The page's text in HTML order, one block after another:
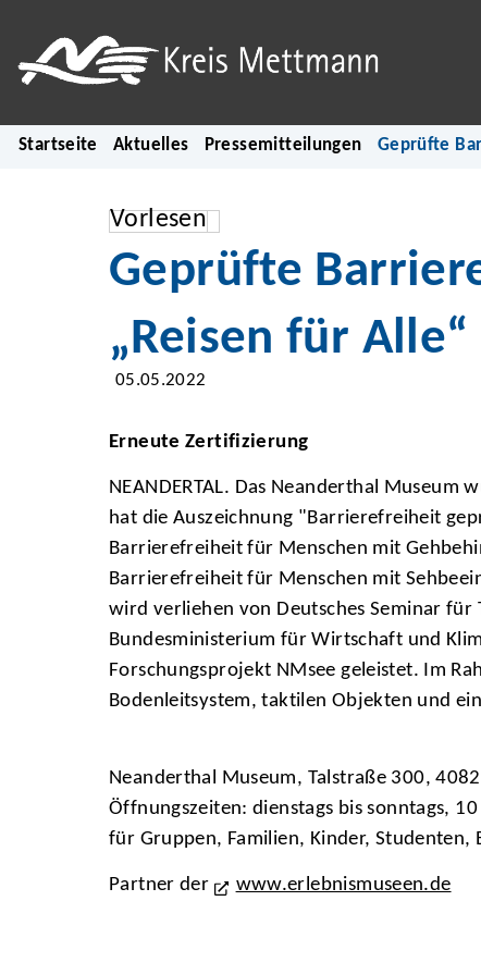
Startseite Aktuelles Pressemitteilungen Geprüfte
Vorlesen
Geprüfte
„Reisen für Alle“
05.05.2022
Erneute Zertifizierung
NEANDERTAL. Das Neanderthal
hat die Auszeichnung "Barrierefreiheit
Barrierefreiheit für Menschen mit
Barrierefreiheit für Menschen mit
wird verliehen von Deutsches Seminar für
Bundesministerium für Wirtschaft und
Forschungsprojekt NMsee geleistet. Im
Bodenleitsystem, taktilen Objekten und
Neanderthal Museum, Talstraße 300,
Öffnungszeiten: dienstags bis sonntags,
für Gruppen, Familien, Kinder, Studenten,
Partner der www.erlebnismuseen.de